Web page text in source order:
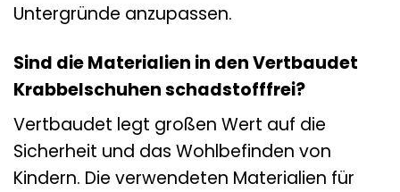
Untergründe anzupassen.
Sind die Materialien in den Vertbaudet
Krabbelschuhen schadstofffrei?
Vertbaudet legt großen Wert auf die
Sicherheit und das Wohlbefinden von
Kindern. Die verwendeten Materialien für